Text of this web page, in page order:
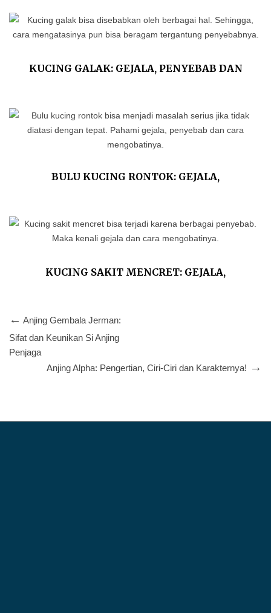
KUCING GALAK: GEJALA, PENYEBAB DAN
BULU KUCING RONTOK: GEJALA,
KUCING SAKIT MENCRET: GEJALA,
Anjing Gembala Jerman:
Sifat dan Keunikan Si Anjing
Penjaga
Anjing Alpha: Pengertian, Ciri-Ciri dan Karakternya!